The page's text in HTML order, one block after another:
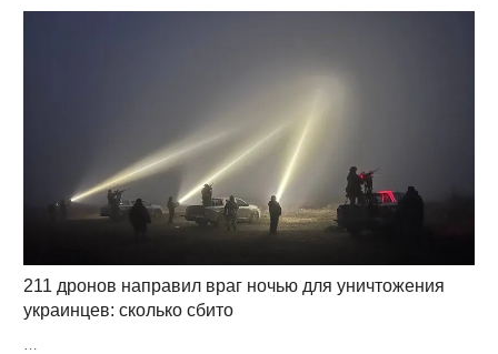
211 дронов направил враг ночью для уничтожения
украинцев: сколько сбито